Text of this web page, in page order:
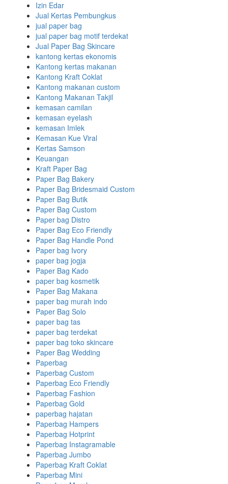
Izin Edar
Jual Kertas Pembungkus
jual paper bag
jual paper bag motif terdekat
Jual Paper Bag Skincare
kantong kertas ekonomis
Kantong kertas makanan
Kantong Kraft Coklat
Kantong makanan custom
Kantong Makanan Takjil
kemasan camilan
kemasan eyelash
kemasan Imlek
Kemasan Kue Viral
Kertas Samson
Keuangan
Kraft Paper Bag
Paper Bag Bakery
Paper Bag Bridesmaid Custom
Paper Bag Butik
Paper Bag Custom
Paper bag Distro
Paper Bag Eco Friendly
Paper Bag Handle Pond
Paper bag Ivory
paper bag jogja
Paper Bag Kado
paper bag kosmetik
Paper Bag Makana
paper bag murah indo
Paper Bag Solo
paper bag tas
paper bag terdekat
paper bag toko skincare
Paper Bag Wedding
Paperbag
Paperbag Custom
Paperbag Eco Friendly
Paperbag Fashion
Paperbag Gold
paperbag hajatan
Paperbag Hampers
Paperbag Hotprint
Paperbag Instagramable
Paperbag Jumbo
Paperbag Kraft Coklat
Paperbag Mini